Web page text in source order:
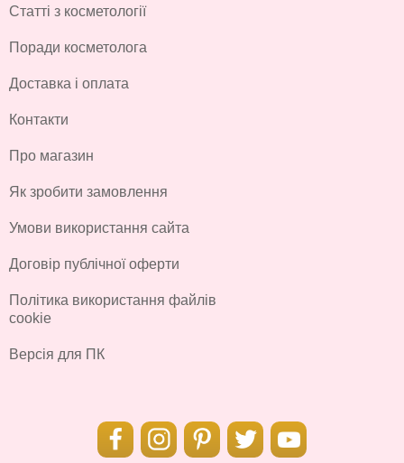
Статті з косметології
Поради косметолога
Доставка і оплата
Контакти
Про магазин
Як зробити замовлення
Умови використання сайта
Договір публічної оферти
Політика використання файлів
cookie
Версія для ПК